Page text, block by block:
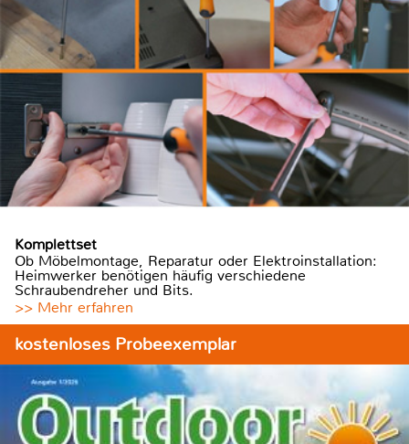
Komplettset
Ob Möbelmontage, Reparatur oder Elektroinstallation:
Heimwerker benötigen häufig verschiedene
Schraubendreher und Bits.
>> Mehr erfahren
kostenloses Probeexemplar